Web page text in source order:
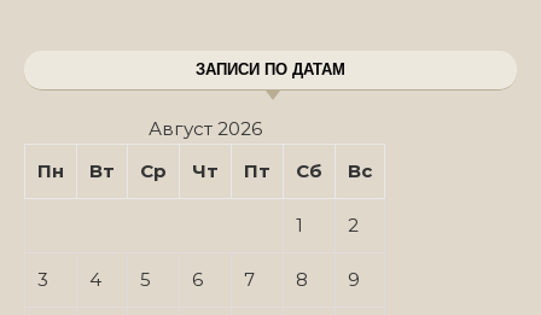
ЗАПИСИ ПО ДАТАМ
Август 2026
Пн
Вт Ср Чт Пт Сб Вс
1 2
3 4 5 6 7 8 9